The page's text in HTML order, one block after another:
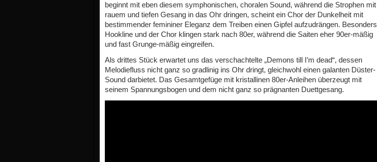
beginnt mit eben diesem symphonischen, choralen Sound, während die Strophen mit
rauem und tiefen Gesang in das Ohr dringen, scheint ein Chor der Dunkelheit mit
bestimmender femininer Eleganz dem Treiben einen Gipfel aufzudrängen. Besonders
Hookline und der Chor klingen stark nach 80er, während die Saiten eher 90er-mäßig
und fast Grunge-mäßig eingreifen.
Als drittes Stück erwartet uns das verschachtelte „Demons till I’m dead“, dessen
Melodiefluss nicht ganz so gradlinig ins Ohr dringt, gleichwohl einen galanten Düster-
Sound darbietet. Das Gesamtgefüge mit kristallinen 80er-Anleihen überzeugt mit
seinem Spannungsbogen und dem nicht ganz so prägnanten Duettgesang.